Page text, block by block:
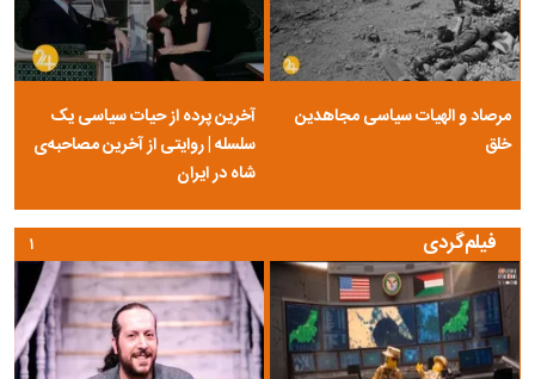
مرصاد و الهیات سیاسی مجاهدین
خلق
آخرین پرده از حیات سیاسی یک
سلسله | روایتی از آخرین مصاحبه‌ی
شاه در ایران
فیلم‌گردی ۱